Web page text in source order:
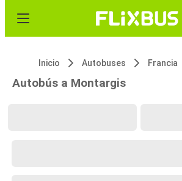
Inicio Autobuses Francia
Autobús a Montargis